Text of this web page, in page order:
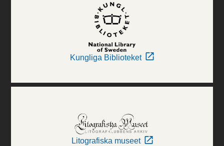
Kungliga Biblioteket
Litografiska museet